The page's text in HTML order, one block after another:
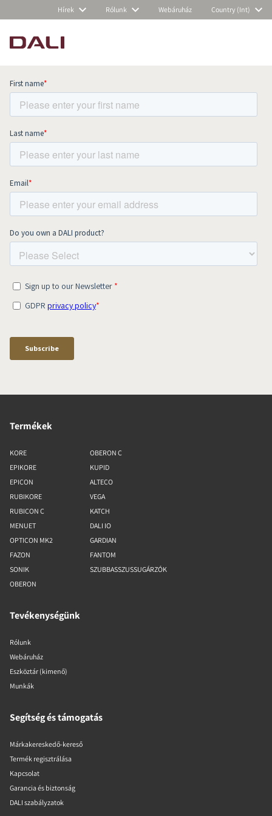
Hírek Rólunk Webáruház Country (Int)
Subscribe to our newsletter and stay
up to date with all news and events.
Termékek
KORE
EPIKORE
EPICON
RUBIKORE
RUBICON C
MENUET
OPTICON MK2
FAZON
SONIK
OBERON
OBERON C
KUPID
ALTECO
VEGA
KATCH
DALI IO
GARDIAN
FANTOM
SZUBBASSZUSSUGÁRZÓK
Tevékenységünk
Rólunk
Webáruház
Eszköztár (kimenő)
Munkák
Segítség és támogatás
Márkakereskedő-kereső
Termék regisztrálása
Kapcsolat
Garancia és biztonság
DALI szabályzatok